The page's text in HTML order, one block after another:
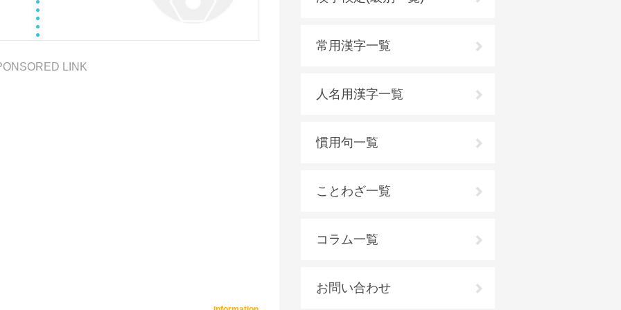
LINK
常用漢字一覧
人名用漢字一覧
慣用句一覧
ことわざ一覧
コラム一覧
お問い合わせ